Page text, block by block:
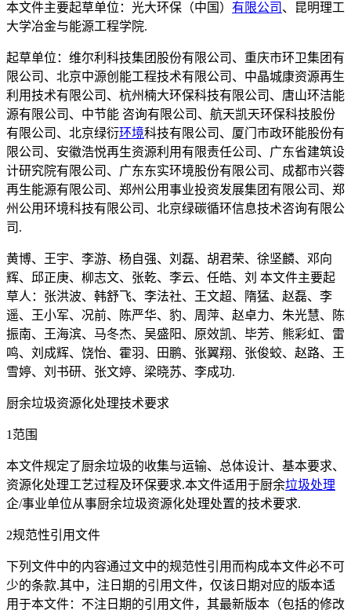
本文件主要起草单位：光大环保（中国） 有限公司 、昆明理工
大学冶金与能源工程学院.
起草单位：维尔利科技集团股份有限公司、重庆市环卫集团有
限公司、北京中源创能工程技术有限公司、中晶城康资源再生
利用技术有限公司、杭州楠大环保科技有限公司、唐山环洁能
源有限公司、中节能 咨询有限公司、航天凯天环保科技股份
有限公司、北京绿衍环境科技有限公司、厦门市政环能股份有
限公司、安徽浩悦再生资源利用有限责任公司、广东省建筑设
计研究院有限公司、广东东实环境股份有限公司、成都市兴蓉
再生能源有限公司、郑州公用事业投资发展集团有限公司、郑
州公用环境科技有限公司、北京绿碳循环信息技术咨询有限公
司.
黄博、王宇、李游、杨自强、刘磊、胡君荣、徐坚麟、邓向
辉、邱正庚、柳志文、张乾、李云、任皓、刘 本文件主要起
草人：张洪波、韩舒飞、李法社、王文超、隋猛、赵磊、李
遥、王小军、况前、陈严华、豹、周萍、赵卓力、朱光慧、陈
振南、王海滨、马冬杰、吴盛阳、原效凯、毕芳、熊彩虹、雷
鸣、刘成辉、饶怡、霍羽、田鹏、张翼翔、张俊蛟、赵路、王
雪婷、刘书研、张文婷、梁晓苏、李成功.
厨余垃圾资源化处理技术要求
1范围
本文件规定了厨余垃圾的收集与运输、总体设计、基本要求、
资源化处理工艺过程及环保要求.本文件适用于厨余垃圾处理
企/事业单位从事厨余垃圾资源化处理处置的技术要求.
2规范性引用文件
下列文件中的内容通过文中的规范性引用而构成本文件必不可
少的条款.其中，注日期的引用文件，仅该日期对应的版本适
用于本文件：不注日期的引用文件，其最新版本（包括的修改